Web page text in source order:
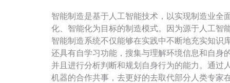
智能制造是基于人工智能技术，以实现制造业全
化、智能化为目标的制造模式。因为源于人工智
智能制造系统不仅能够在实践中不断地充实知识
还具有自学习功能，搜集与理解环境信息和自身
并且进行分析判断和规划自身行为的能力。通过
机器的合作共事，去更好的去取代部分人类专家